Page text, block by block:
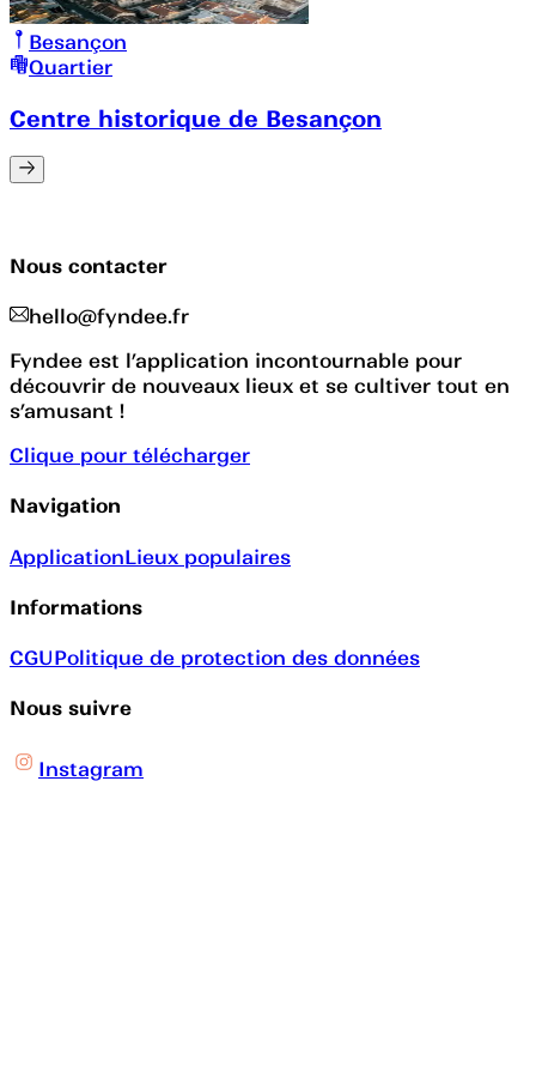
Besançon
Quartier
Centre historique de Besançon
Nous contacter
hello@fyndee.fr
Fyndee est l’application incontournable pour
découvrir de nouveaux lieux et se cultiver tout en
s’amusant !
Clique pour télécharger
Navigation
ApplicationLieux populaires
Informations
CGUPolitique de protection des données
Nous suivre
Instagram